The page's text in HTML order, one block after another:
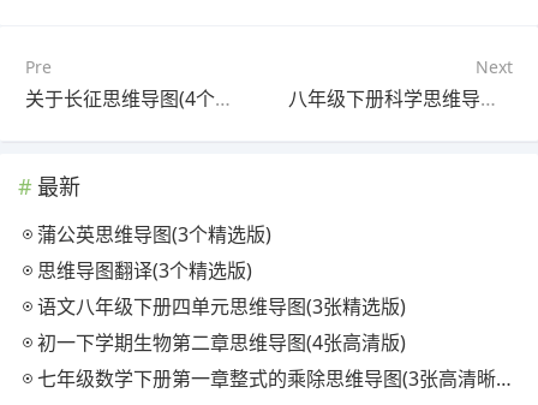
Pre
关于长征思维导图(4个可打印)
Next
八年级下册科学思维导图第一单元(4张可下载)
最新
蒲公英思维导图(3个精选版)
思维导图翻译(3个精选版)
语文八年级下册四单元思维导图(3张精选版)
初一下学期生物第二章思维导图(4张高清版)
七年级数学下册第一章整式的乘除思维导图(3张高清晰可打印)